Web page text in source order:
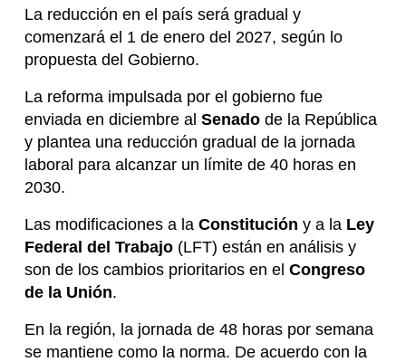
La reducción en el país será gradual y
comenzará el 1 de enero del 2027, según lo
propuesta del Gobierno.
La reforma impulsada por el gobierno fue
enviada en diciembre al Senadode la República
y plantea una reducción gradual de la jornada
laboral para alcanzar un límite de 40 horas en
2030.
Las modificaciones a la Constitución y a la Ley
Federal del Trabajo(LFT) están en análisis y
son de los cambios prioritarios en el Congreso
de la Unión.
En la región, la jornada de 48 horas por semana
se mantiene como la norma. De acuerdo con la